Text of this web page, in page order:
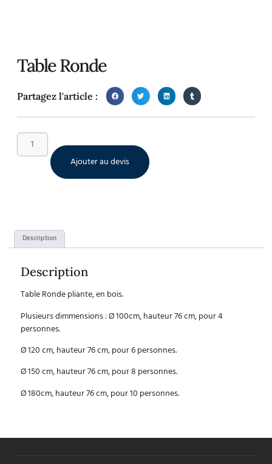
Table Ronde
Partagez l'article :
Ajouter au devis
Description
Description
Table Ronde pliante, en bois.
Plusieurs dimmensions : Ø 100cm, hauteur 76 cm, pour 4
personnes.
Ø 120 cm, hauteur 76 cm, pour 6 personnes.
Ø 150 cm, hauteur 76 cm, pour 8 personnes.
Ø 180cm, hauteur 76 cm, pour 10 personnes.